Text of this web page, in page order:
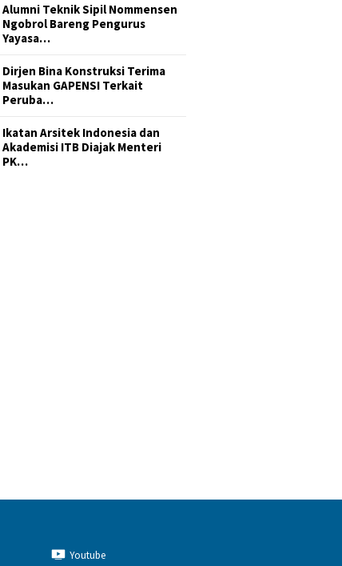
Alumni Teknik Sipil Nommensen
Ngobrol Bareng Pengurus
Yayasa…
Dirjen Bina Konstruksi Terima
Masukan GAPENSI Terkait
Peruba…
Ikatan Arsitek Indonesia dan
Akademisi ITB Diajak Menteri
PK…
Youtube